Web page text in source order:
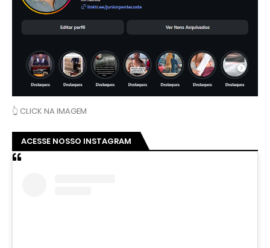
👆 CLICK NA IMAGEM
ACESSE NOSSO INSTAGRAM